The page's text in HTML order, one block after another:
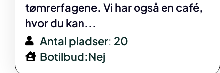
tømrerfagene. Vi har også en café,
hvor du kan...
Antal pladser: 20
Botilbud:Nej